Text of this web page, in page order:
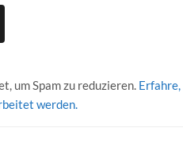
um Spam zu reduzieren. Erfahre,
werden.